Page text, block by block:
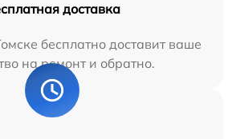
доставка
бесплатно доставит ваше
на ремонт и обратно.